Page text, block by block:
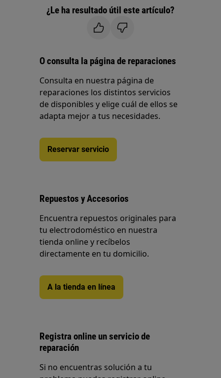
¿Le ha resultado útil este artículo?
O consulta la página de reparaciones
Consulta en nuestra página de
reparaciones los distintos servicios
de disponibles y elige cuál de ellos se
adapta mejor a tus necesidades.
Reservar servicio
Repuestos y Accesorios
Encuentra repuestos originales para
tu electrodoméstico en nuestra
tienda online y recíbelos
directamente en tu domicilio.
A la tienda en línea
Registra online un servicio de
reparación
Si no encuentras solución a tu